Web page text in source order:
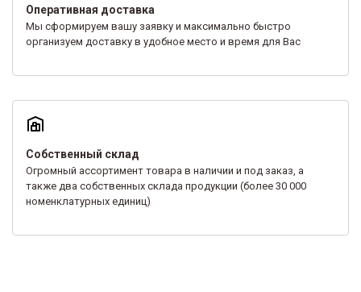
Оперативная доставка
Мы сформируем вашу заявку и максимально быстро
организуем доставку в удобное место и время для Вас
Собственный склад
Огромный ассортимент товара в наличии и под заказ, а
также два собственных склада продукции (более 30 000
номенклатурных единиц)